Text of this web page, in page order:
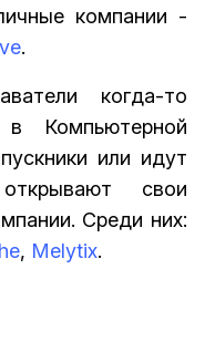
компании -
.
когда-то
Компьютерной
или идут
свои
Среди них:
, Melytix.